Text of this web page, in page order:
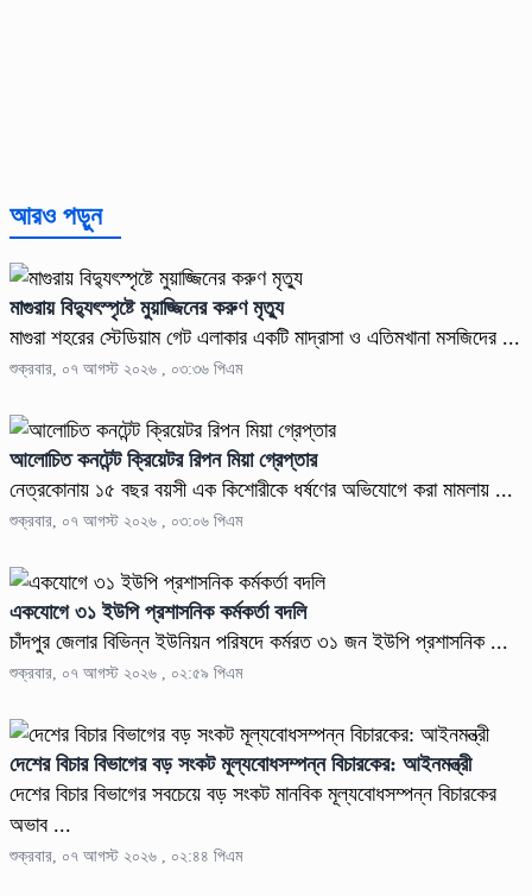
আরও পড়ুন
মাগুরায় বিদ্যুৎস্পৃষ্টে মুয়াজ্জিনের করুণ মৃত্যু
মাগুরা শহরের স্টেডিয়াম গেট এলাকার একটি মাদ্রাসা ও এতিমখানা মসজিদের ...
শুক্রবার, ০৭ আগস্ট ২০২৬ , ০৩:৩৬ পিএম
আলোচিত কনটেন্ট ক্রিয়েটর রিপন মিয়া গ্রেপ্তার
নেত্রকোনায় ১৫ বছর বয়সী এক কিশোরীকে ধর্ষণের অভিযোগে করা মামলায় ...
শুক্রবার, ০৭ আগস্ট ২০২৬ , ০৩:০৬ পিএম
একযোগে ৩১ ইউপি প্রশাসনিক কর্মকর্তা বদলি
চাঁদপুর জেলার বিভিন্ন ইউনিয়ন পরিষদে কর্মরত ৩১ জন ইউপি প্রশাসনিক ...
শুক্রবার, ০৭ আগস্ট ২০২৬ , ০২:৫৯ পিএম
দেশের বিচার বিভাগের বড় সংকট মূল্যবোধসম্পন্ন বিচারকের: আইনমন্ত্রী
দেশের বিচার বিভাগের সবচেয়ে বড় সংকট মানবিক মূল্যবোধসম্পন্ন বিচারকের
অভাব ...
শুক্রবার, ০৭ আগস্ট ২০২৬ , ০২:৪৪ পিএম